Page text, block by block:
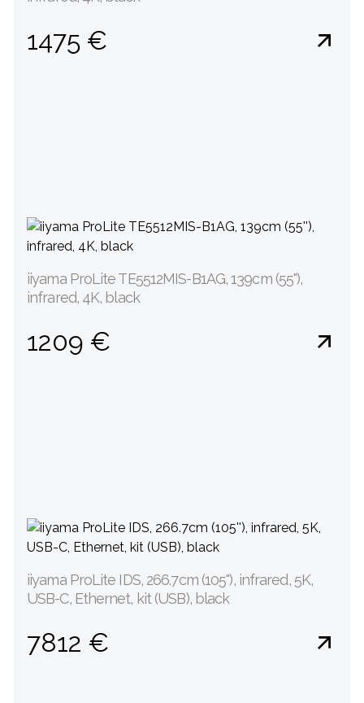
1475 €
iiyama ProLite TE5512MIS-B1AG, 139cm (55''),
infrared, 4K, black
1209 €
iiyama ProLite IDS, 266.7cm (105''), infrared, 5K,
USB-C, Ethernet, kit (USB), black
7812 €